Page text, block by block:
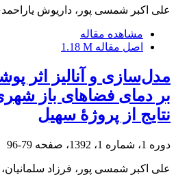
علی اکبر شمسی پور، داریوش
مشاهده مقاله
اصل مقاله 1.18 M
مدل‌سازی و آنالیز اثر
بر دمای فضاهای باز
نتایج از پروژۀ سهیل
دوره 1، شماره 1، 1392، صفحه 79-96
علی اکبر شمسی پور، فرزاد